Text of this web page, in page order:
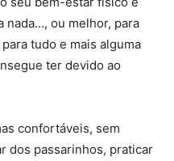
nada…, ou melhor, para
tudo e mais alguma
ter devido ao
confortáveis, sem
dos passarinhos, praticar